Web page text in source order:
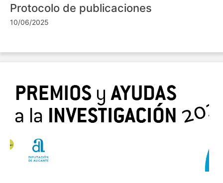
Protocolo de publicaciones
10/06/2025